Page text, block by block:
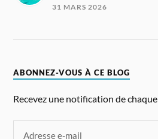
31 MARS 2026
ABONNEZ-VOUS À CE BLOG
Recevez une notification de